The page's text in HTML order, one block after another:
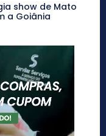
show de Mato
a Goiânia